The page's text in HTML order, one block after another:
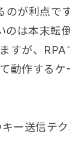
のが利点で
は本末転倒
すが、RPA
動作するケ
ー送信テ